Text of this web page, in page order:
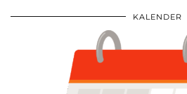
KALENDER